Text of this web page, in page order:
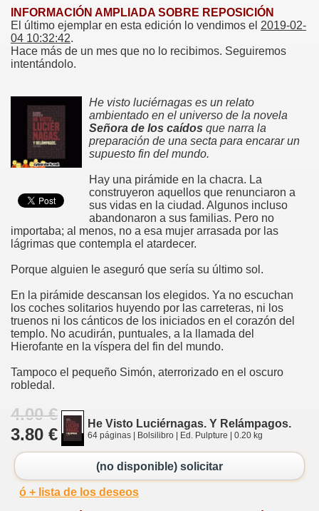
INFORMACIÓN AMPLIADA SOBRE REPOSICIÓN
El último ejemplar en esta edición lo vendimos el 2019-02-
04 10:32:42.
Hace más de un mes que no lo recibimos. Seguiremos
intentándolo.
He visto luciérnagas es un relato
ambientado en el universo de la novela
Señora de los caídos que narra la
preparación de una secta para encarar un
supuesto fin del mundo.
Hay una pirámide en la chacra. La
construyeron aquellos que renunciaron a
sus vidas en la ciudad. Algunos incluso
abandonaron a sus familias. Pero no
importaba; al menos, no a esa mujer arrasada por las
lágrimas que contempla el atardecer.
Porque alguien le aseguró que sería su último sol.
En la pirámide descansan los elegidos. Ya no escuchan
los coches solitarios huyendo por las carreteras, ni los
truenos ni los cánticos de los iniciados en el corazón del
templo. No acudirán, puntuales, a la llamada del
Hierofante en la víspera del fin del mundo.
Tampoco el pequeño Simón, aterrorizado en el oscuro
robledal.
4.00 €
3.80 €
He Visto Luciérnagas. Y Relámpagos.
64 páginas | Bolsilibro | Ed. Pulpture | 0.20 kg
(no disponible) solicitar
ó + lista de los deseos